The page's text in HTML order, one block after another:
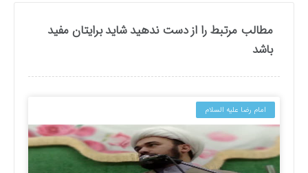
مطالب مرتبط را از دست ندهید شاید برایتان مفید
باشد
امام رضا علیه السلام